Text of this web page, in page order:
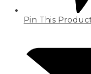
Pin This